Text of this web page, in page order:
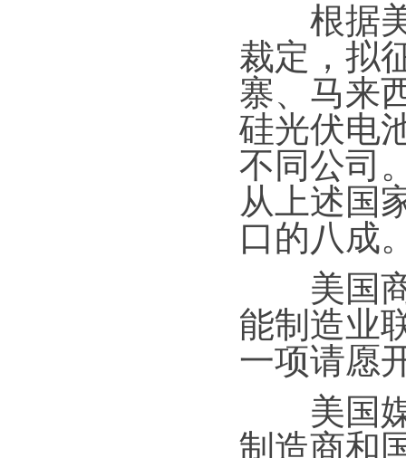
根据美
裁定，拟
寨、马来
硅光伏电
不同公司
从上述国
口的八成
美国商
能制造业
一项请愿
美国媒
制造商和